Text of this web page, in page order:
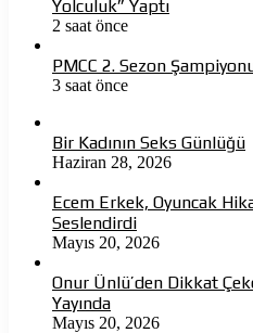
Yolculuk” Yaptı
2 saat önce
PMCC 2. Sezon
3 saat önce
Bir Kadının Seks Günlüğü
Haziran 28, 2026
Ecem Erkek, Oyuncak
Seslendirdi
Mayıs 20, 2026
Onur Ünlü’den Dikkat
Yayında
Mayıs 20, 2026